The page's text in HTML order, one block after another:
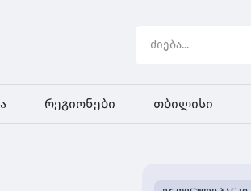
რეგიონები თბილისი